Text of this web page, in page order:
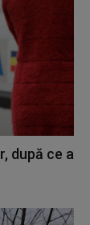
după ce a